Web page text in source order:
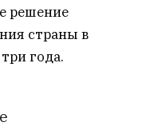
решение
страны в
года.